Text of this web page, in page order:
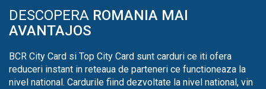
DESCOPERA ROMANIA MAI
AVANTAJOS
BCR City Card si Top City Card sunt carduri ce iti ofera
reduceri instant in reteaua de parteneri ce functioneaza la
nivel national. Cardurile fiind dezvoltate la nivel national, vin